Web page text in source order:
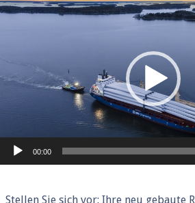
Player
00:00
Stellen Sie sich vor: Ihre neu gebaute